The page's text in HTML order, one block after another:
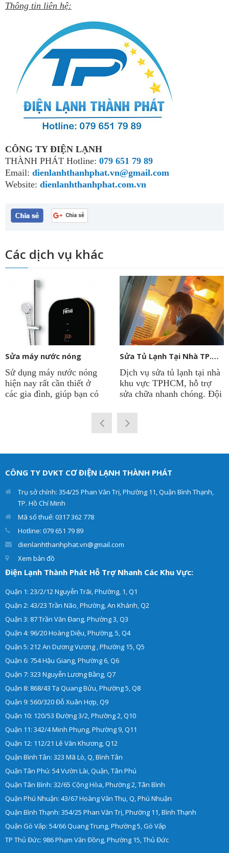
Thông tin liên hệ:
CÔNG TY ĐIỆN LẠNH
THÀNH PHÁT Hotline: 079 651 79 89
Email: dienlanhthanhphat.vn@gmail.com
Website: dienlanhthanhphat.com.vn
Các dịch vụ khác
Sửa máy nước nóng
Sử dụng máy nước nóng
hiện nay rất cần thiết ở
các gia đình, giúp bạn có
quanh năm để phục vụ cho
sinh hoạt. Vì thế việc máy
vụ sửa máy nước nóng các
loại như: máy nước nóng
trực tiếp, máy nước nóng
gián tiếp tại nhà.
Sửa Tủ Lạnh Tại Nhà TP.HCM
Dịch vụ sửa tủ lạnh tại nhà
khu vực TPHCM, hỗ trợ
sửa chữa nhanh chóng. Đội
lạnh tại công ty
Thành Phát
nhất. Giúp cho tủ lạnh
hiệu quả và an toàn.
CÔNG TY DVKT CƠ ĐIỆN LẠNH THÀNH PHÁT
Trụ sở chính: 354/25 Phan Văn Trị, Phường 11, Quận Bình Thạnh,
TP. Hồ Chí Minh
Mã số thuế: 0317 362 778
Hotline: 079 651 79 89
dienlanhthanhphat.vn@gmail.com
Xem bản đồ
Điện Lạnh Thành Phát Hỗ Trợ Nhanh Các Khu Vực:
Quận 1: 23/2/12 Nguyễn Trãi, Phường, 1, Q1
Quận 2: 43/23 Trần Não, Phường, An Khánh, Q2
Quận 3: 87 Trần Văn Đang, Phường 3, Q3
Quận 4: 96/20 Hoàng Diệu, Phường, 5, Q4
Quận 5: 212 An Dương Vương , Phường 15, Q5
Quận 6: 754 Hậu Giang, Phường 6, Q6
Quận 7: 323 Nguyễn Lương Bằng, Q7
Quận 8: 868/43 Tạ Quang Bửu, Phường 5, Q8
Quận 9: 560/320 Đỗ Xuân Hợp, Q9
Quận 10: 120/53 Đường 3/2, Phường 2, Q10
Quận 11: 342/4 Minh Phụng, Phường 9, Q11
Quận 12: 112/21 Lê Văn Khương, Q12
Quận Bình Tân: 323 Mã Lò, Q, Bình Tân
Quận Tân Phú: 54 Vườn Lài, Quận, Tân Phú
Quận Tân Bình: 32/65 Cộng Hòa, Phường 2, Tân Bình
Quận Phú Nhuận: 43/67 Hoàng Văn Thụ, Q, Phú Nhuận
Quận Bình Thạnh: 354/25 Phan Văn Trị, Phường 11, Bình Thạnh
Quận Gò Vấp: 54/66 Quang Trung, Phường 5, Gò Vấp
TP Thủ Đức: 986 Phạm Văn Đồng, Phường 15, Thủ Đức